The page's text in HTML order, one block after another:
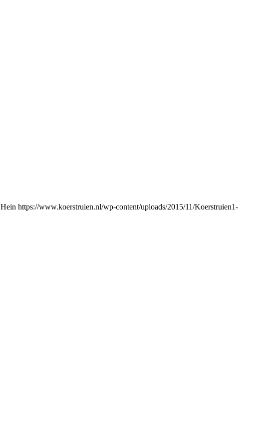
Hein https://www.koerstruien.nl/wp-content/uploads/2015/11/Koerstruien1-